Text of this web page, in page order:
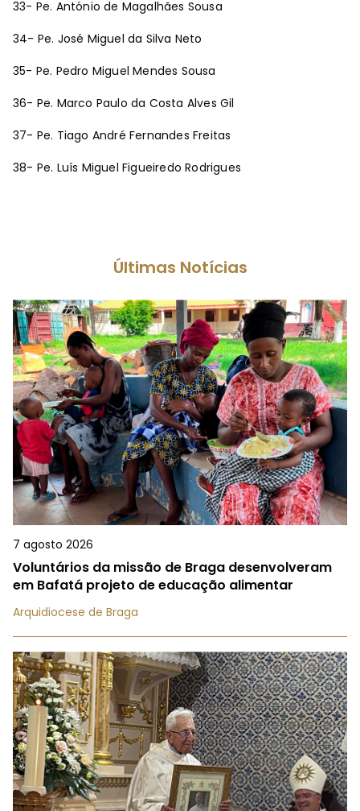
33- Pe. António de Magalhães Sousa
34- Pe. José Miguel da Silva Neto
35- Pe. Pedro Miguel Mendes Sousa
36- Pe. Marco Paulo da Costa Alves Gil
37- Pe. Tiago André Fernandes Freitas
38- Pe. Luís Miguel Figueiredo Rodrigues
Últimas Notícias
7 agosto 2026
Voluntários da missão de Braga desenvolveram
em Bafatá projeto de educação alimentar
Arquidiocese de Braga